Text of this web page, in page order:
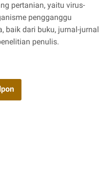
pertanian, yaitu virus-
pengganggu
baik dari buku, jurnal-jurnal
penulis.